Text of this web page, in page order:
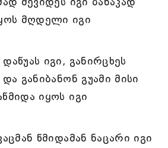
მღდელი იგი
იგი, განირცხეს
განიბანონ გუამი მისი
იყოს იგი
წმიდამან ნაცარი იგი